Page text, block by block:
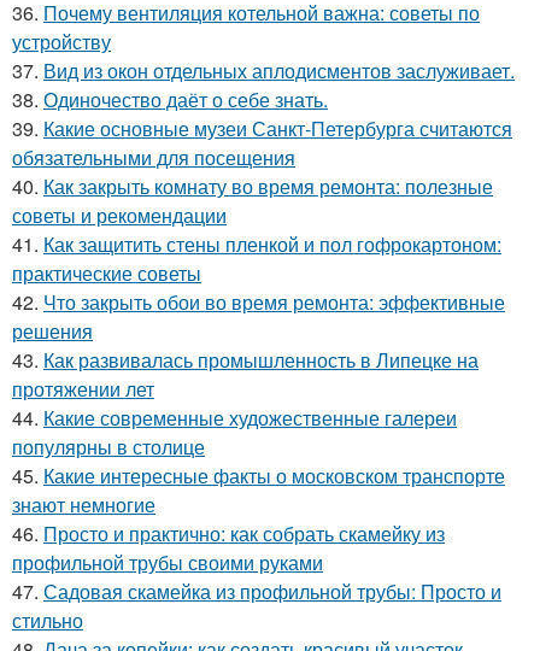
36. Почему вентиляция котельной важна: советы по
устройству
37. Вид из окон отдельных аплодисментов заслуживает.
38. Одиночество даёт о себе знать.
39. Какие основные музеи Санкт-Петербурга считаются
обязательными для посещения
40. Как закрыть комнату во время ремонта: полезные
советы и рекомендации
41. Как защитить стены пленкой и пол гофрокартоном:
практические советы
42. Что закрыть обои во время ремонта: эффективные
решения
43. Как развивалась промышленность в Липецке на
протяжении лет
44. Какие современные художественные галереи
популярны в столице
45. Какие интересные факты о московском транспорте
знают немногие
46. Просто и практично: как собрать скамейку из
профильной трубы своими руками
47. Садовая скамейка из профильной трубы: Просто и
стильно